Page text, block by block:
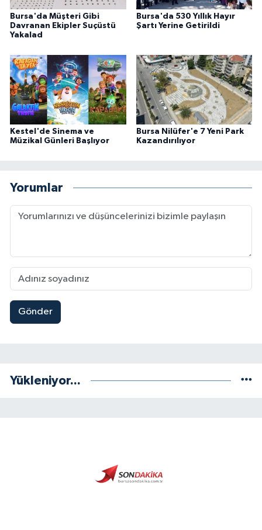
Bursa'da Müşteri Gibi
Davranan Ekipler Suçüstü
Yakalad
Bursa'da 530 Yıllık Hayır
Şartı Yerine Getirildi
Kestel'de Sinema ve
Müzikal Günleri Başlıyor
Bursa Nilüfer'e 7 Yeni Park
Kazandırılıyor
Yorumlar
Gönder
Yükleniyor...